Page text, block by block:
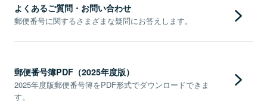
よくあるご質問・お問い合わせ
郵便番号に関するさまざまな疑問にお答えします。
郵便番号簿PDF（2025年度版）
2025年度版郵便番号簿をPDF形式でダウンロードできま
す。